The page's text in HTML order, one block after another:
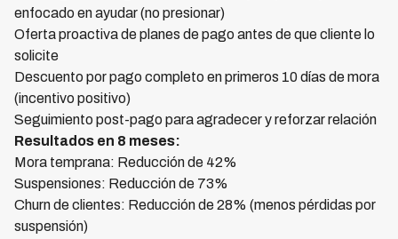
enfocado en ayudar (no presionar)
Oferta proactiva de planes de pago antes de que cliente lo
solicite
Descuento por pago completo en primeros 10 días de mora
(incentivo positivo)
Seguimiento post-pago para agradecer y reforzar relación
Resultados en 8 meses:
Mora temprana: Reducción de 42%
Suspensiones: Reducción de 73%
Churn de clientes: Reducción de 28% (menos pérdidas por
suspensión)